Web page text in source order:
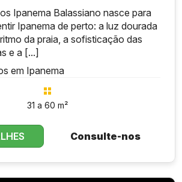
Ipanema Balassiano nasce para
Ipanema de perto: a luz dourada
da praia, a sofisticação das
e a [...]
em Ipanema
31 a 60 m²
Consulte-nos